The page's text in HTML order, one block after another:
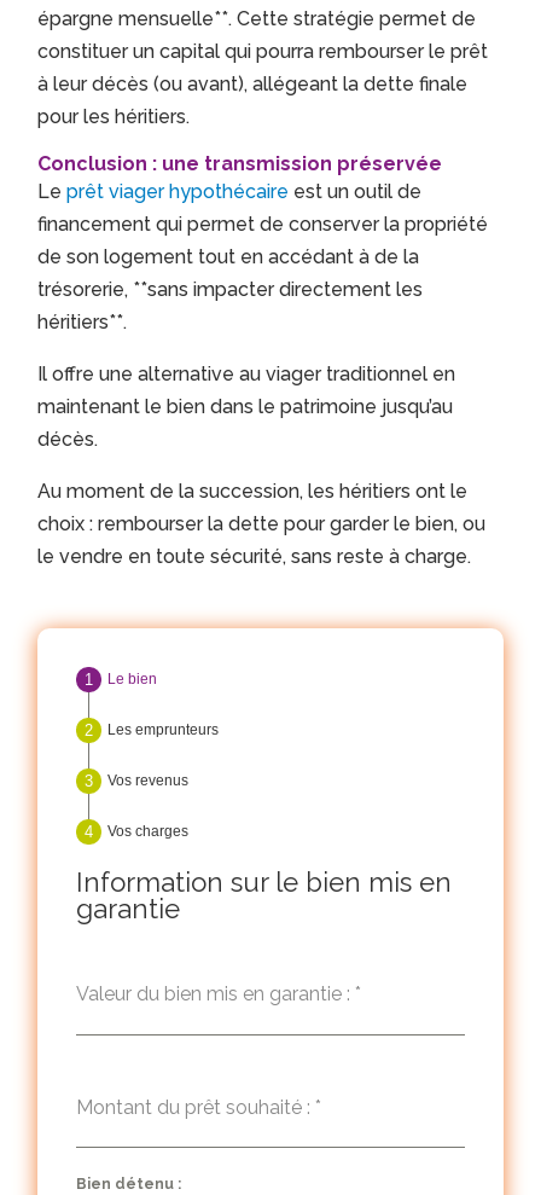
épargne mensuelle**. Cette stratégie permet de
constituer un capital qui pourra rembourser le prêt
à leur décès (ou avant), allégeant la dette finale
pour les héritiers.
Conclusion : une transmission préservée
Leprêt viager hypothécaire est un outil de
financement qui permet de conserver la propriété
de son logement tout en accédant à de la
trésorerie, **sans impacter directement les
héritiers**.
Il offre une alternative au viager traditionnel en
maintenant le bien dans le patrimoine jusqu’au
décès.
Au moment de la succession, les héritiers ont le
choix : rembourser la dette pour garder le bien, ou
le vendre en toute sécurité, sans reste à charge.
Le bien
Les emprunteurs
Vos revenus
Vos charges
Information sur le bien mis en
garantie
Valeur du bien mis en garantie : *
Montant du prêt souhaité : *
Bien détenu :